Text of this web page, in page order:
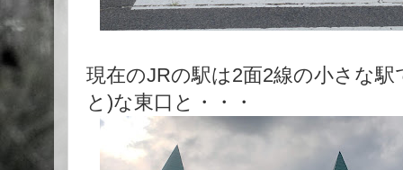
現在のJRの駅は2面2線の小さな
と)な東口と・・・